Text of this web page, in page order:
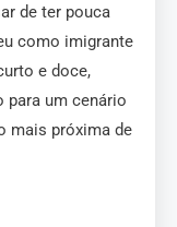
de ter pouca
como imigrante
e doce,
para um cenário
mais próxima de